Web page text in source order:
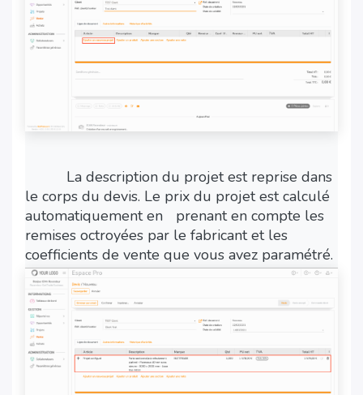
​La description du projet est reprise dans
le corps du devis. Le prix du projet est calculé
automatiquement en
​prenant en compte les
remises octroyées par le fabricant et les
coefficients de vente que vous avez paramétré.